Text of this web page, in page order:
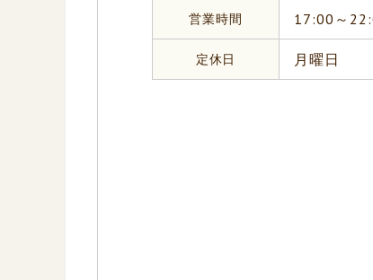
営業時間 17:00～
定休日 月曜日